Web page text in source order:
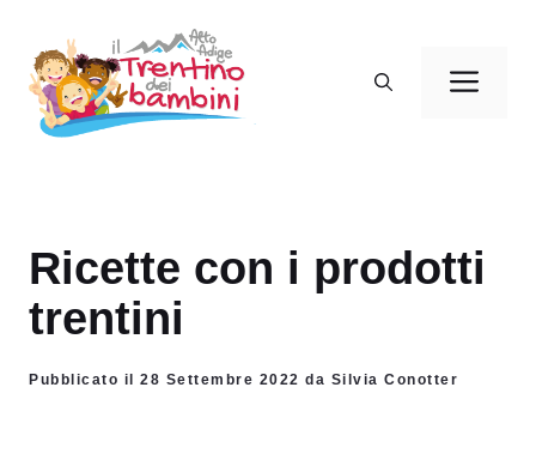
contenuto
Ricette con i prodotti
trentini
Pubblicato il 28 Settembre 2022 da Silvia Conotter